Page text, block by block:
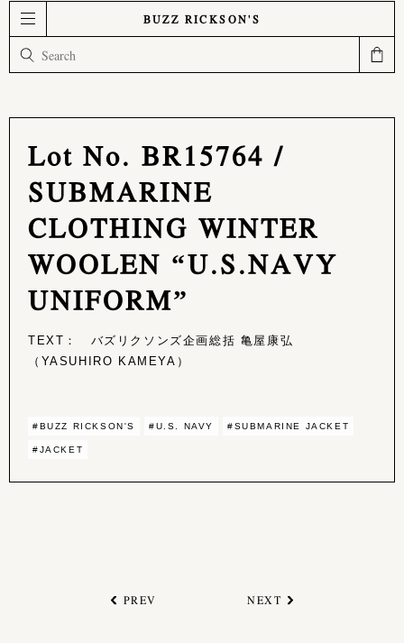
BUZZ RICKSON'S
Lot No. BR15764 /
SUBMARINE
CLOTHING WINTER
WOOLEN “U.S.NAVY
UNIFORM”
TEXT： バズリクソンズ企画総括 亀屋康弘
（YASUHIRO KAMEYA）
#BUZZ RICKSON'S #U.S. NAVY #SUBMARINE JACKET
#JACKET
PREV NEXT